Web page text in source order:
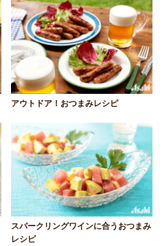
アウトドア！おつまみレシピ
スパークリングワインに合うおつまみ
レシピ